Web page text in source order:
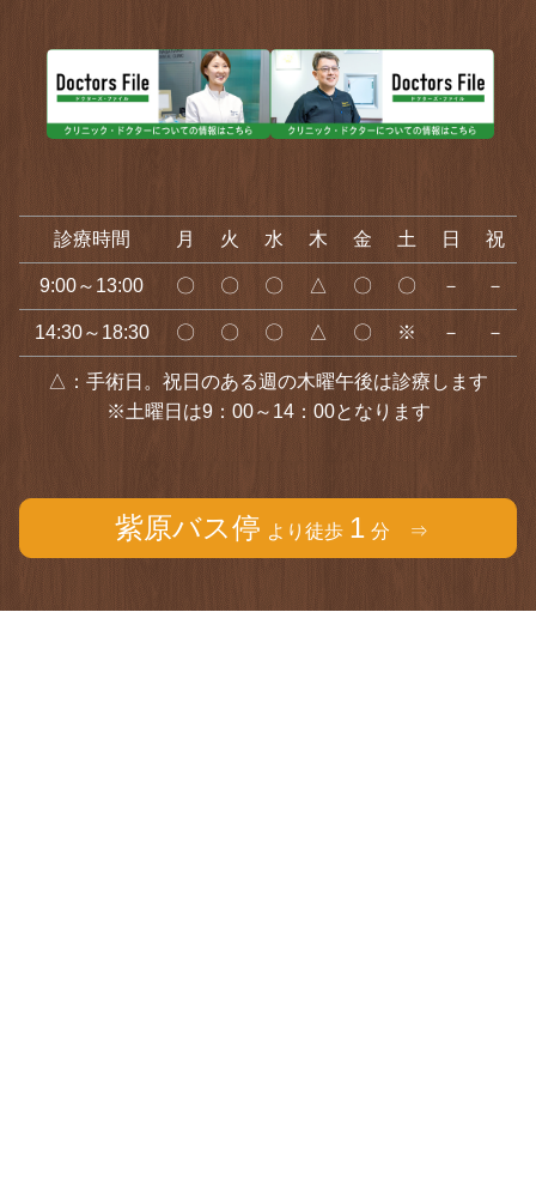
診療時間 月 火 水 木 金 土 日 祝
9:00～13:00 〇 〇 〇 △ 〇 〇 － －
14:30～18:30 〇 〇 〇 △ 〇 ※ － －
△：手術日。祝日のある週の木曜午後は診療します
※土曜日は9：00～14：00となります
紫原バス停 より徒歩 1 分 ⇒